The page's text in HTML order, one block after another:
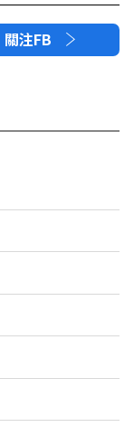
關注FB